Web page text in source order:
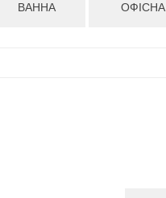
ВАННА ОФІСНА